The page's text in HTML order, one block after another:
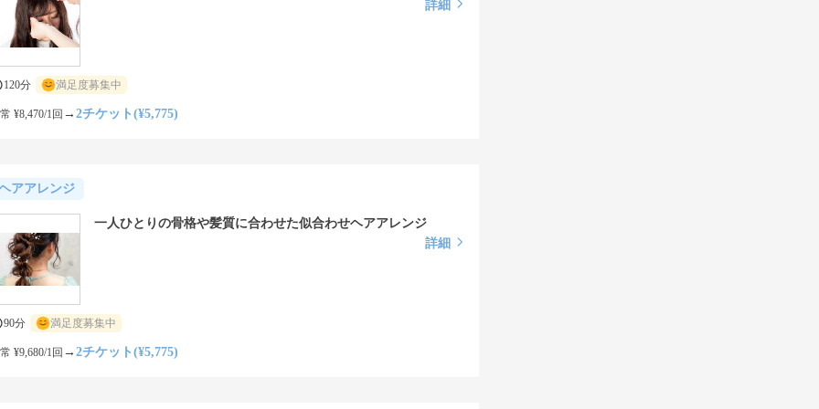
詳細
120分 満足度募集中
¥8,470/1回 → 2チケット(¥5,775)
アアレンジ
一人ひとりの骨格や髪質に合わせた似合わせヘアアレンジ
詳細
90分 満足度募集中
¥9,680/1回 → 2チケット(¥5,775)